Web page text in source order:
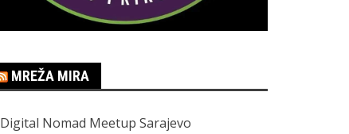
MREŽA MIRA
Digital Nomad Meetup Sarajevo